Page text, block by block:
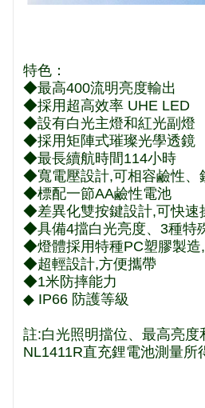
特色：
◆最高400流明亮度輸出
◆採用超高效率 UHE LED
◆設有白光主燈和紅光副燈
◆採用矩陣式璀璨光學透鏡
◆最長續航時間114小時
◆寬電壓設計,可相容鹼性、
◆標配一節AA鹼性電池
◆差異化雙按鍵設計,可快速
◆具備4擋白光亮度、3種特
◆燈體採用特種PC塑膠製造
◆超輕設計,方便攜帶
◆1米防摔能力
◆ IP66 防護等級
註:白光照明擋位、最高亮
NL1411R直充鋰電池測量所